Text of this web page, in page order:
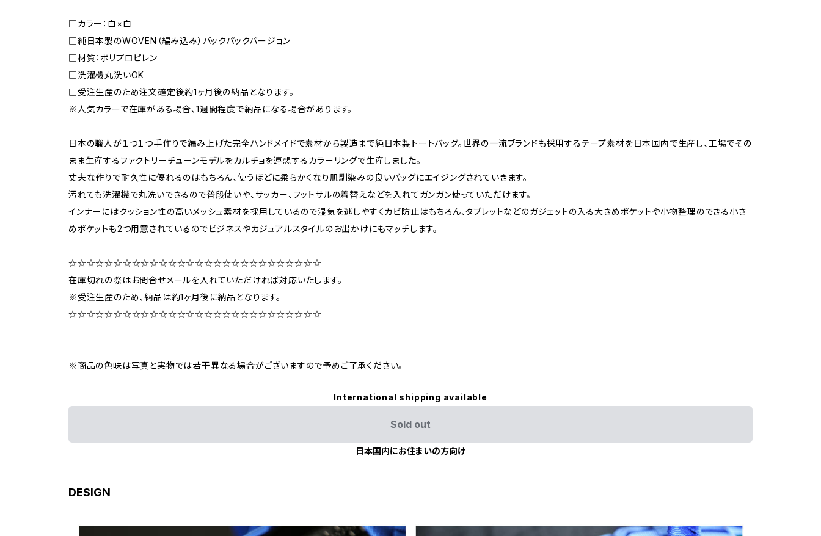
□カラー：白×白
□純日本製のWOVEN（編み込み）バックパックバージョン
□材質：ポリプロピレン
□洗濯機丸洗いOK
□受注生産のため注文確定後約1ヶ月後の納品となります。
※人気カラーで在庫がある場合、1週間程度で納品になる場合があります。
日本の職人が１つ１つ手作りで編み上げた完全ハンドメイドで素材から製造まで純日本製トートバッグ。世界の一流ブランドも採用するテープ素材を日本国内で生産し、工場でその
まま生産するファクトリーチューンモデルをカルチョを連想するカラーリングで生産しました。
丈夫な作りで耐久性に優れるのはもちろん、使うほどに柔らかくなり肌馴染みの良いバッグにエイジングされていきます。
汚れても洗濯機で丸洗いできるので普段使いや、サッカー、フットサルの着替えなどを入れてガンガン使っていただけます。
インナーにはクッション性の高いメッシュ素材を採用しているので湿気を逃しやすくカビ防止はもちろん、タブレットなどのガジェットの入る大きめポケットや小物整理のできる小さ
めポケットも2つ用意されているのでビジネスやカジュアルスタイルのお出かけにもマッチします。
☆☆☆☆☆☆☆☆☆☆☆☆☆☆☆☆☆☆☆☆☆☆☆☆☆☆☆☆
在庫切れの際はお問合せメールを入れていただければ対応いたします。
※受注生産のため、納品は約1ヶ月後に納品となります。
☆☆☆☆☆☆☆☆☆☆☆☆☆☆☆☆☆☆☆☆☆☆☆☆☆☆☆☆
※商品の色味は写真と実物では若干異なる場合がございますので予めご了承ください。
International shipping available
Sold out
日本国内にお住まいの方向け
DESIGN